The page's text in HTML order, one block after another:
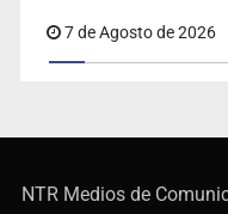
7 de Agosto de 2026
NTR Medios de